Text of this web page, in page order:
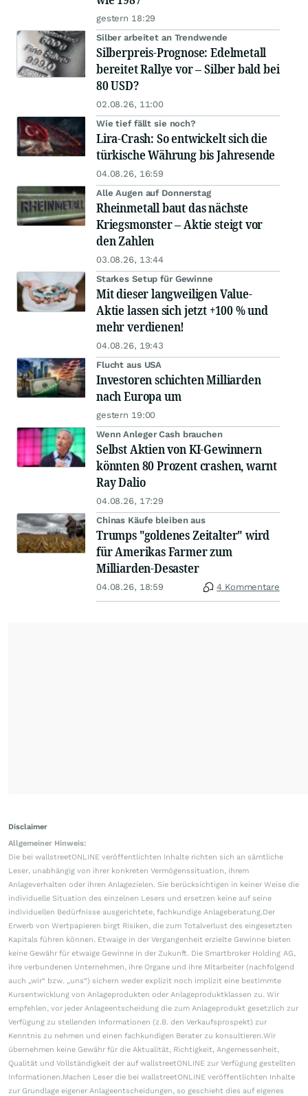
gestern 18:29
Silber arbeitet an Trendwende
Silberpreis-Prognose: Edelmetall
bereitet Rallye vor – Silber bald bei
80 USD?
02.08.26, 11:00
Wie tief fällt sie noch?
Lira-Crash: So entwickelt sich die
türkische Währung bis Jahresende
04.08.26, 16:59
Alle Augen auf Donnerstag
Rheinmetall baut das nächste
Kriegsmonster – Aktie steigt vor
den Zahlen
03.08.26, 13:44
Starkes Setup für Gewinne
Mit dieser langweiligen Value-
Aktie lassen sich jetzt +100 % und
mehr verdienen!
04.08.26, 19:43
Flucht aus USA
Investoren schichten Milliarden
nach Europa um
gestern 19:00
Wenn Anleger Cash brauchen
Selbst Aktien von KI-Gewinnern
könnten 80 Prozent crashen, warnt
Ray Dalio
04.08.26, 17:29
Chinas Käufe bleiben aus
Trumps "goldenes Zeitalter" wird
für Amerikas Farmer zum
Milliarden-Desaster
04.08.26, 18:59 4 Kommentare
Disclaimer
Allgemeiner Hinweis:
Die bei wallstreetONLINE veröffentlichten Inhalte richten sich an sämtliche
Leser, unabhängig von ihrer konkreten Vermögenssituation, ihrem
Anlageverhalten oder ihren Anlagezielen. Sie berücksichtigen in keiner Weise die
individuelle Situation des einzelnen Lesers und ersetzen keine auf seine
individuellen Bedürfnisse ausgerichtete, fachkundige Anlageberatung.Der
Erwerb von Wertpapieren birgt Risiken, die zum Totalverlust des eingesetzten
Kapitals führen können. Etwaige in der Vergangenheit erzielte Gewinne bieten
keine Gewähr für etwaige Gewinne in der Zukunft. Die Smartbroker Holding AG,
ihre verbundenen Unternehmen, ihre Organe und ihre Mitarbeiter (nachfolgend
auch „wir“ bzw. „uns“) sichern weder explizit noch implizit eine bestimmte
Kursentwicklung von Anlageprodukten oder Anlageproduktklassen zu. Wir
empfehlen, vor jeder Anlageentscheidung die zum Anlageprodukt gesetzlich zur
Verfügung zu stellenden Informationen (z.B. den Verkaufsprospekt) zur
Kenntnis zu nehmen und einen fachkundigen Berater zu konsultieren.Wir
übernehmen keine Gewähr für die Aktualität, Richtigkeit, Angemessenheit,
Qualität und Vollständigkeit der auf wallstreetONLINE zur Verfügung gestellten
Informationen.Machen Leser die bei wallstreetONLINE veröffentlichten Inhalte
zur Grundlage eigener Anlageentscheidungen, so geschieht dies auf eigenes